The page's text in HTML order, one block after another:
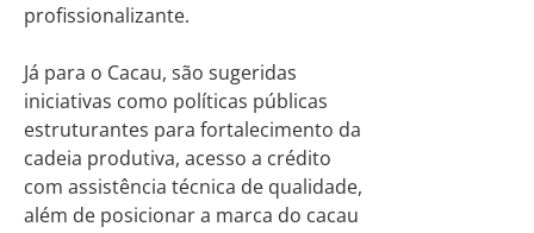
profissionalizante.
Já para o Cacau, são sugeridas
iniciativas como políticas públicas
estruturantes para fortalecimento da
cadeia produtiva, acesso a crédito
com assistência técnica de qualidade,
além de posicionar a marca do cacau